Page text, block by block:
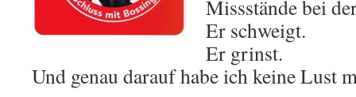
Missstände bei
Er schweigt.
Er grinst.
Und genau darauf habe ich keine Lust